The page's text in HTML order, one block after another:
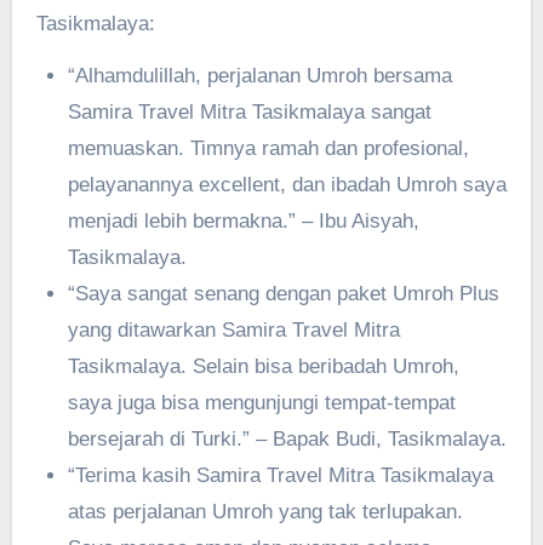
Tasikmalaya:
“Alhamdulillah, perjalanan Umroh bersama
Samira Travel Mitra Tasikmalaya sangat
memuaskan. Timnya ramah dan profesional,
pelayanannya excellent, dan ibadah Umroh saya
menjadi lebih bermakna.” – Ibu Aisyah,
Tasikmalaya.
“Saya sangat senang dengan paket Umroh Plus
yang ditawarkan Samira Travel Mitra
Tasikmalaya. Selain bisa beribadah Umroh,
saya juga bisa mengunjungi tempat-tempat
bersejarah di Turki.” – Bapak Budi, Tasikmalaya.
“Terima kasih Samira Travel Mitra Tasikmalaya
atas perjalanan Umroh yang tak terlupakan.